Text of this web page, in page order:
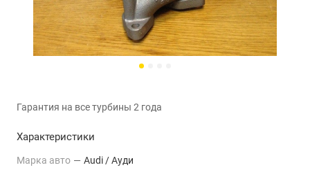
Гарантия на все турбины 2 года
Характеристики
Марка авто — Audi / Ауди